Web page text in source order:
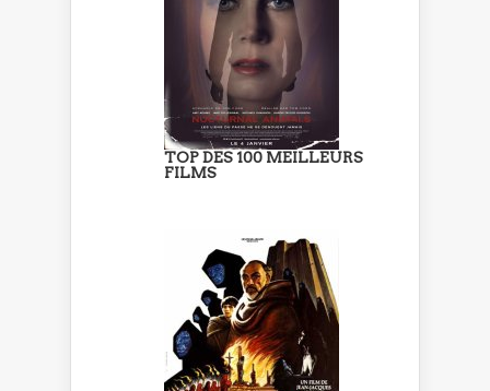
TOP DES 100 MEILLEURS
FILMS